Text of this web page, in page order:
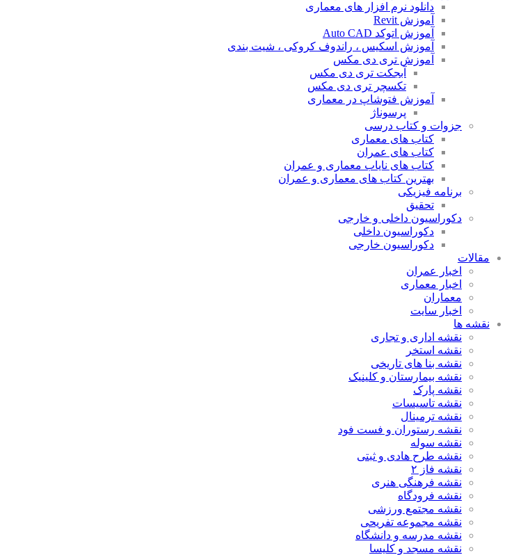
دانلود نرم افزار های معماری
آموزش Revit
آموزش اتوکد Auto CAD
آموزش اسکیس ، راندوف کروکی ، شیت بندی
آموزش تری دی مکس
آبجکت تری دی مکس
تکسچر تری دی مکس
آموزش فتوشاپ در معماری
پرسوناژ
جزوات و کتاب درسی
کتاب های معماری
کتاب های عمران
کتاب های نایاب معماری و عمران
بهترین کتاب های معماری و عمران
برنامه فیزیکی
تحقیق
دکوراسیون داخلی و خارجی
دکوراسیون داخلی
دکوراسیون خارجی
مقالات
اخبار عمران
اخبار معماری
معماران
اخبار سایت
نقشه ها
نقشه اداری و تجاری
نقشه استخر
نقشه بنا های تاریخی
نقشه بیمارستان و کلینیک
نقشه پارک
نقشه تاسیسات
نقشه ترمینال
نقشه رستوران و فست فود
نقشه سوله
نقشه طرح هادی و ثبتی
نقشه فاز ۲
نقشه فرهنگی هنری
نقشه فرودگاه
نقشه مجتمع ورزشی
نقشه مجموعه تفریحی
نقشه مدرسه و دانشگاه
نقشه مسجد و کلیسا